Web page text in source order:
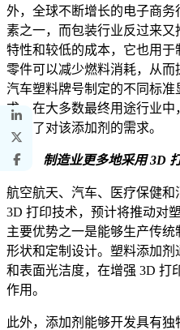
外，全球不断增长的电子商
素之一，而包装行业反过来
特性和较低的成本，它也用
零件可以减少燃料消耗，从
汽车塑料牌号制定的不同标
求。在大多数最终用途行业
增加了对该添加剂的需求。
制造业更多地采用 3D
航空航天、汽车、医疗保健
3D 打印技术，预计将推动对
主要优势之一是能够生产传
形状和定制设计。塑料添加
和表面光洁度，在增强 3D 打
作用。
此外，添加剂能够开发具有